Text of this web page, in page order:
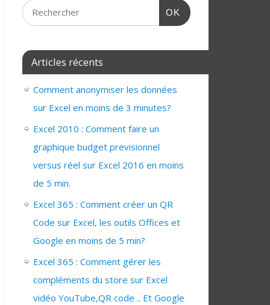
OK
Articles récents
Comment anonymiser les données
sur Excel en moins de 3 minutes?
Excel 2010 : Comment faire un
graphique budget previsionnel
versus réel sur Excel 2016 en moins
de 5 min.
Excel 365 : Comment créer un QR
Code sur Excel, les outils Offices et
Google en moins de 5 min?
Excel 365 : Comment gérer les
compléments du store sur Excel
vidéo YouTube,QR code .. Et Google